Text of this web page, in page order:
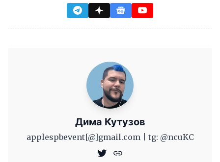
Дима Кутузов
applespbevent[@]gmail.com | tg: @ncuKC